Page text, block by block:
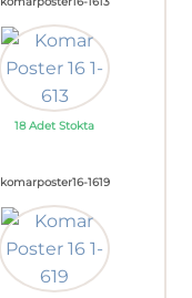
18 Adet Stokta
komarposter16-1619